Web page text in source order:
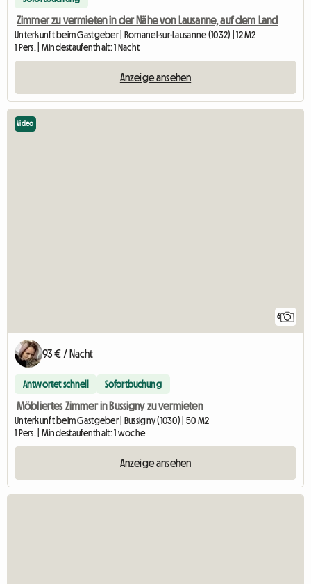
Zimmer zu vermieten in der Nähe von Lausanne, auf dem Land
Unterkunft beim Gastgeber | Romanel-sur-Lausanne (1032) | 12 M2
1 Pers. | Mindestaufenthalt: 1 Nacht
Anzeige ansehen
6
Video
93 € / Nacht
Antwortet schnell Sofortbuchung
Möbliertes Zimmer in Bussigny zu vermieten
Unterkunft beim Gastgeber | Bussigny (1030) | 50 M2
1 Pers. | Mindestaufenthalt: 1 woche
Anzeige ansehen